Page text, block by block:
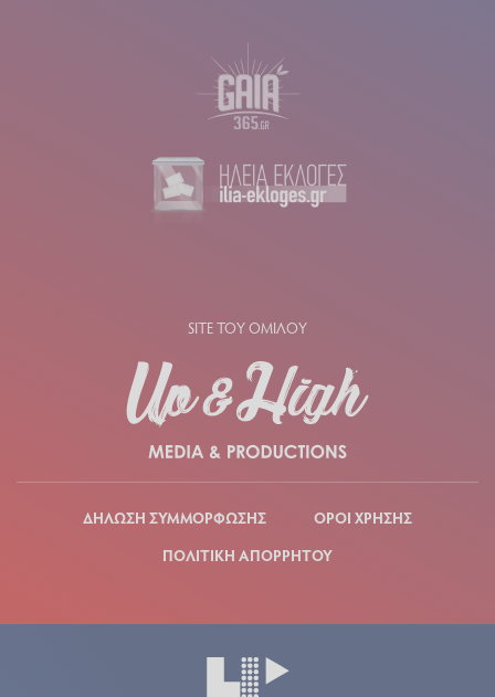
SITE ΤΟΥ ΟΜΙΛΟΥ
ΔΗΛΩΣΗ ΣΥΜΜΟΡΦΩΣΗΣ
ΟΡΟΙ ΧΡΗΣΗΣ
ΠΟΛΙΤΙΚΗ ΑΠΟΡΡΗΤΟΥ